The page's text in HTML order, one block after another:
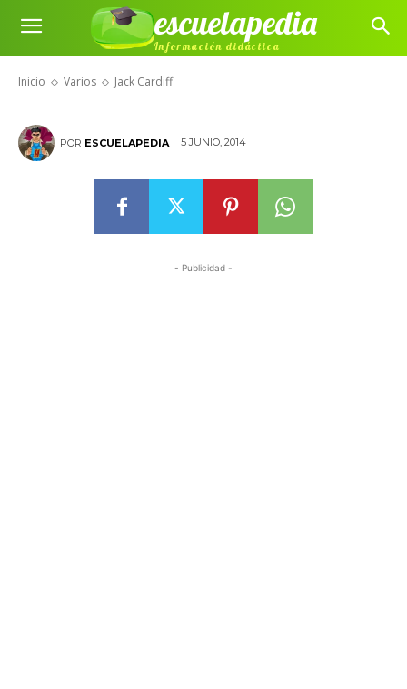
escuelapedia
Información didáctica
Inicio Varios Jack Cardiff
Jack Cardiff
POR ESCUELAPEDIA 5 JUNIO, 2014
- Publicidad -